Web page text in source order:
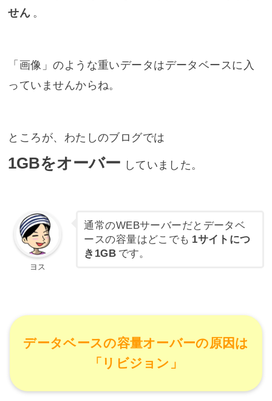
せん 。
「画像」のような重いデータはデータベースに入
っていませんからね。
ところが、わたしのブログでは
1GBをオーバー していました。
ヨス
通常のWEBサーバーだとデータベ
ースの容量はどこでも 1サイトにつ
き1GB です。
データベースの容量オーバーの原因は
「リビジョン」